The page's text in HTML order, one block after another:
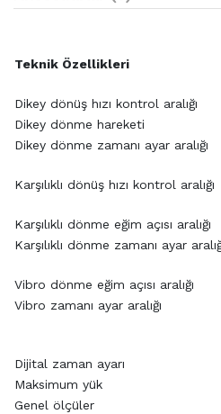
Teknik Özellikleri
Dikey dönüş hızı kontrol aralığı
Dikey dönme hareketi
Dikey dönme zamanı ayar aralığı
Karşılıklı dönüş hızı kontrol aralığı
Karşılıklı dönme eğim açısı aralığı
Karşılıklı dönme zamanı ayar
Vibro dönme eğim açısı aralığı
Vibro zamanı ayar aralığı
Dijital zaman ayarı
Maksimum yük
Genel ölçüler